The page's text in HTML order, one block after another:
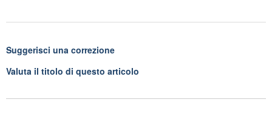
Suggerisci una correzione
Valuta il titolo di questo articolo